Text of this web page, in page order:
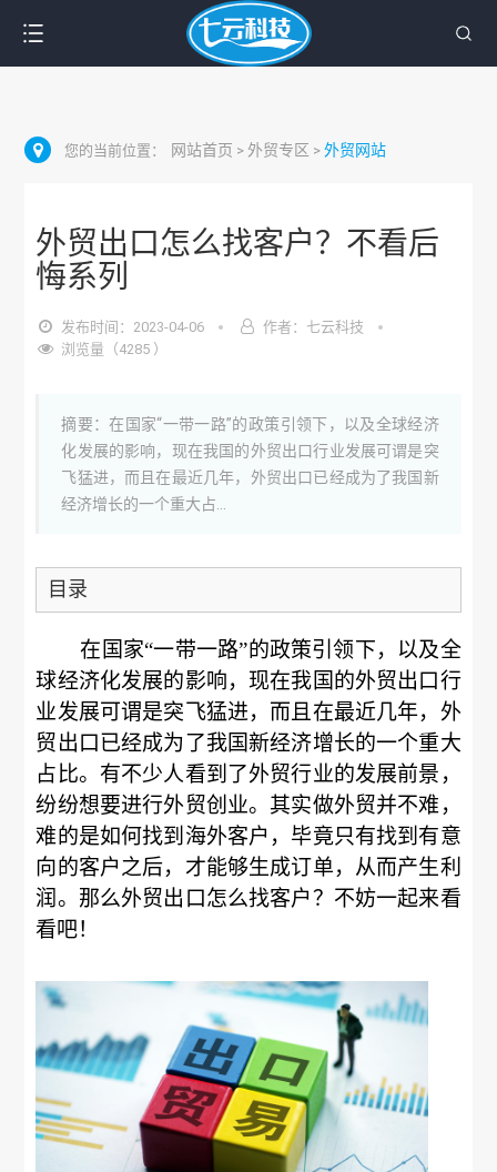
您的当前位置： 网站首页 > 外贸专区 >外贸网站
外贸出口怎么找客户？不看后
悔系列
发布时间：2023-04-06
作者：七云科技
浏览量（4285 ）
摘要：在国家“一带一路”的政策引领下，以及全球经济
化发展的影响，现在我国的外贸出口行业发展可谓是突
飞猛进，而且在最近几年，外贸出口已经成为了我国新
经济增长的一个重大占...
目录
在国家“一带一路”的政策引领下，以及全
球经济化发展的影响，现在我国的外贸出口行
业发展可谓是突飞猛进，而且在最近几年，外
贸出口已经成为了我国新经济增长的一个重大
占比。有不少人看到了外贸行业的发展前景，
纷纷想要进行外贸创业。其实做外贸并不难，
难的是如何找到海外客户，毕竟只有找到有意
向的客户之后，才能够生成订单，从而产生利
润。那么外贸出口怎么找客户？不妨一起来看
看吧！